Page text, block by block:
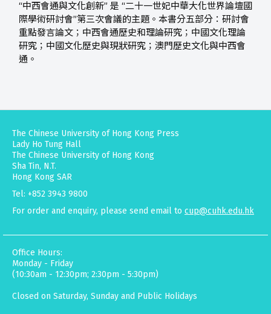
“中西會通與文化創新” 是 “二十一世妃中華大化世界論壇國
際學術研討會”第三次會議的主題。本書分五部分：研討會
重點發言論文；中西會通歷史和理論研究；中國文化理論
研究；中國文化歷史與現狀研究；澳門歷史文化與中西會
通。
The Chinese University of Hong Kong Press
Lady Ho Tung Hall
The Chinese University of Hong Kong
Sha Tin, N.T.
Hong Kong SAR
Tel: +852 3943 9800
For order and enquiry, please send email to cup@cuhk.edu.hk
Office Hours:
Monday - Friday
(10:30am - 12:30pm; 2:30pm - 5:30pm)
Closed on Saturday, Sunday and Public Holidays